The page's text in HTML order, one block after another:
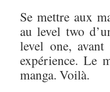
Se mettre aux
au level two
level one,
expérience. Le
manga. Voilà.